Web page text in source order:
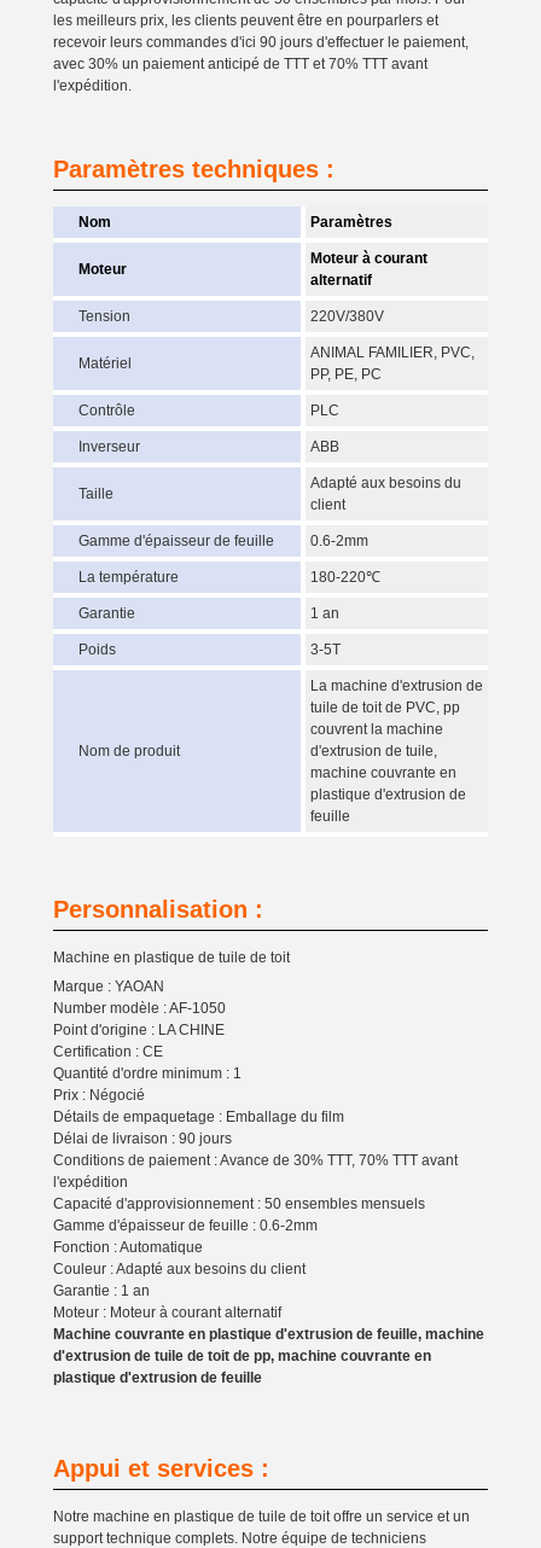
les meilleurs prix, les clients peuvent être en pourparlers et
recevoir leurs commandes d'ici 90 jours d'effectuer le paiement,
avec 30% un paiement anticipé de TTT et 70% TTT avant
l'expédition.
Paramètres techniques :
Nom Paramètres
Moteur
Moteur à courant
alternatif
Tension 220V/380V
Matériel
ANIMAL FAMILIER, PVC,
PP, PE, PC
Contrôle PLC
Inverseur ABB
Taille
Adapté aux besoins du
client
Gamme d'épaisseur de feuille 0.6-2mm
La température 180-220℃
Garantie 1 an
Poids 3-5T
Nom de produit
La machine d'extrusion de
tuile de toit de PVC, pp
couvrent la machine
d'extrusion de tuile,
machine couvrante en
plastique d'extrusion de
feuille
Personnalisation :
Machine en plastique de tuile de toit
Marque : YAOAN
Number modèle : AF-1050
Point d'origine : LA CHINE
Certification : CE
Quantité d'ordre minimum : 1
Prix : Négocié
Détails de empaquetage : Emballage du film
Délai de livraison : 90 jours
Conditions de paiement : Avance de 30% TTT, 70% TTT avant
l'expédition
Capacité d'approvisionnement : 50 ensembles mensuels
Gamme d'épaisseur de feuille : 0.6-2mm
Fonction : Automatique
Couleur : Adapté aux besoins du client
Garantie : 1 an
Moteur : Moteur à courant alternatif
Machine couvrante en plastique d'extrusion de feuille, machine
d'extrusion de tuile de toit de pp, machine couvrante en
plastique d'extrusion de feuille
Appui et services :
Notre machine en plastique de tuile de toit offre un service et un
support technique complets. Notre équipe de techniciens